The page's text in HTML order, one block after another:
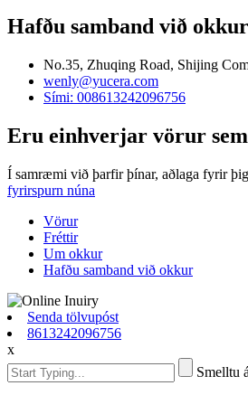
Hafðu samband við okkur
No.35, Zhuqing Road, Shijing
wenly@yucera.com
Sími: 008613242096756
Eru einhverjar vörur
Í samræmi við þarfir þínar, aðlaga fyrir
fyrirspurn núna
Vörur
Fréttir
Um okkur
Hafðu samband við okkur
Senda tölvupóst
8613242096756
x
Smelltu